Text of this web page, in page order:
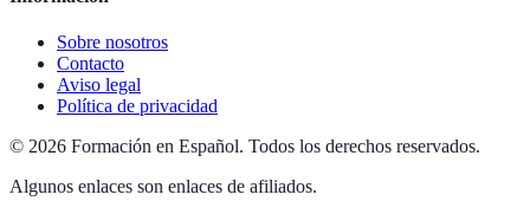
Sobre nosotros
Contacto
Aviso legal
Política de privacidad
© 2026 Formación en Español. Todos los derechos reservados.
Algunos enlaces son enlaces de afiliados.